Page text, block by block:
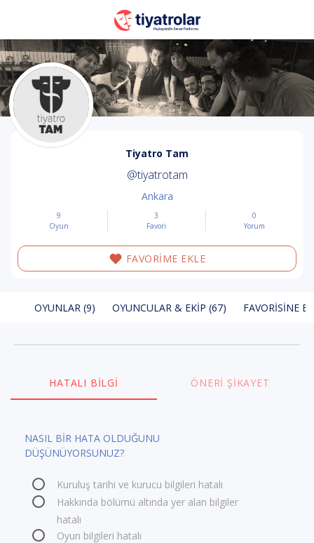
Tiyatro Tam
@tiyatrotam
Ankara
9
Oyun
3
Favori
0
Yorum
FAVORİME EKLE
OYUNLAR (9) OYUNCULAR & EKIP (67) FAVORISINE
HATALI BILGI ÖNERI ŞIKAYET
NASIL BİR HATA OLDUĞUNU
DÜŞÜNÜYORSUNUZ?
Kuruluş tarihi ve kurucu bilgileri hatalı
Hakkında bölümü altında yer alan bilgiler
hatalı
Oyun bilgileri hatalı